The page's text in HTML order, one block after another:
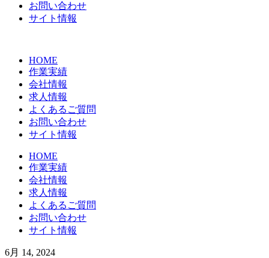
お問い合わせ
サイト情報
HOME
作業実績
会社情報
求人情報
よくあるご質問
お問い合わせ
サイト情報
HOME
作業実績
会社情報
求人情報
よくあるご質問
お問い合わせ
サイト情報
6月 14, 2024